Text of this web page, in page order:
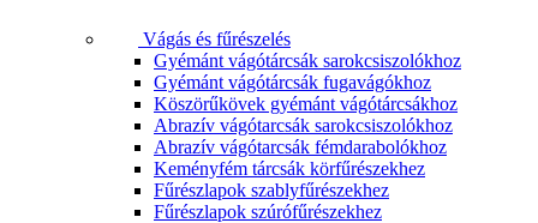
Vágás és fűrészelés
Gyémánt vágótárcsák sarokcsiszolókhoz
Gyémánt vágótárcsák fugavágókhoz
Köszörűkövek gyémánt vágótárcsákhoz
Abrazív vágótarcsák sarokcsiszolókhoz
Abrazív vágótarcsák fémdarabolókhoz
Keményfém tárcsák körfűrészekhez
Fűrészlapok szablyfűrészekhez
Fűrészlapok szúrófűrészekhez